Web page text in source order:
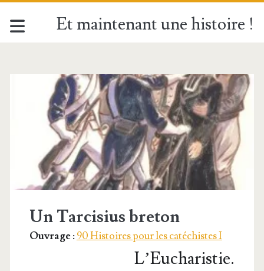
Et maintenant une histoire !
Étiquette :
<span>Hostie</span>
Un Tarcisius breton
Ouvrage :90 Histoires pour les catéchistes I
L’Eucharistie.